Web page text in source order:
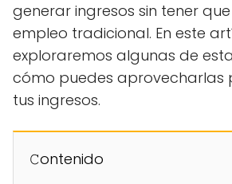
generar ingresos sin tener
empleo tradicional. En este
exploraremos algunas de
cómo puedes
tus ingresos.
𝙲ontenido